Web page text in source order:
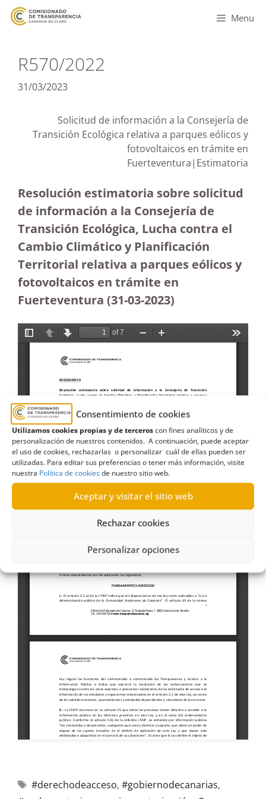
Consentimiento de cookies
Utilizamos cookies propias y de terceroscon fines analíticos y de
personalización de nuestros contenidos. A continuación, puede aceptar
el uso de cookies, rechazarlas o personalizar cuál de ellas pueden ser
utilizadas. Para editar sus preferencias o tener más información, visite
nuestra Política de cookiesde nuestro sitio web.
Aceptar y visitar el sitio web
Rechazar cookies
Personalizar opciones
Menu
R570/2022
31/03/2023
Solicitud de información a la Consejería de
Transición Ecológica relativa a parques eólicos y
fotovoltaicos en trámite en
Fuerteventura|Estimatoria
Resolución estimatoria sobre solicitud
de información a la Consejería de
Transición Ecológica, Lucha contra el
Cambio Climático y Planificación
Territorial relativa a parques eólicos y
fotovoltaicos en trámite en
Fuerteventura (31-03-2023)
#derechodeacceso, #gobiernodecanarias,